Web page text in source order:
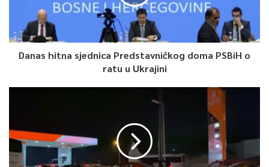
Danas hitna sjednica Predstavničkog doma PSBiH o
ratu u Ukrajini